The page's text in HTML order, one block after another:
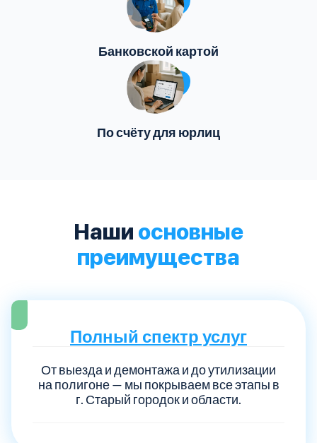
Банковской картой
По счёту для юрлиц
Наши основные
преимущества
Полный спектр услуг
От выезда и демонтажа и до утилизации
на полигоне — мы покрываем все этапы в
г. Старый городок и области.